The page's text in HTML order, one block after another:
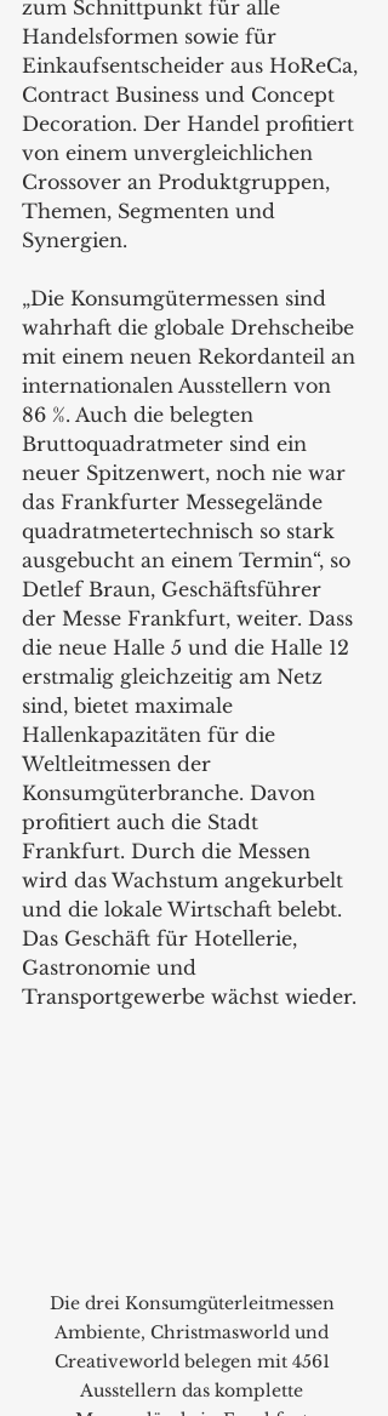
zum Schnittpunkt für alle
Handelsformen sowie für
Einkaufsentscheider aus HoReCa,
Contract Business und Concept
Decoration. Der Handel profitiert
von einem unvergleichlichen
Crossover an Produktgruppen,
Themen, Segmenten und
Synergien.
„Die Konsumgütermessen sind
wahrhaft die globale Drehscheibe
mit einem neuen Rekordanteil an
internationalen Ausstellern von
86 %. Auch die belegten
Bruttoquadratmeter sind ein
neuer Spitzenwert, noch nie war
das Frankfurter Messegelände
quadratmetertechnisch so stark
ausgebucht an einem Termin“, so
Detlef Braun, Geschäftsführer
der Messe Frankfurt, weiter. Dass
die neue Halle 5 und die Halle 12
erstmalig gleichzeitig am Netz
sind, bietet maximale
Hallenkapazitäten für die
Weltleitmessen der
Konsumgüterbranche. Davon
profitiert auch die Stadt
Frankfurt. Durch die Messen
wird das Wachstum angekurbelt
und die lokale Wirtschaft belebt.
Das Geschäft für Hotellerie,
Gastronomie und
Transportgewerbe wächst wieder.
Die drei Konsumgüterleitmessen
Ambiente, Christmasworld und
Creativeworld belegen mit 4561
Ausstellern das komplette